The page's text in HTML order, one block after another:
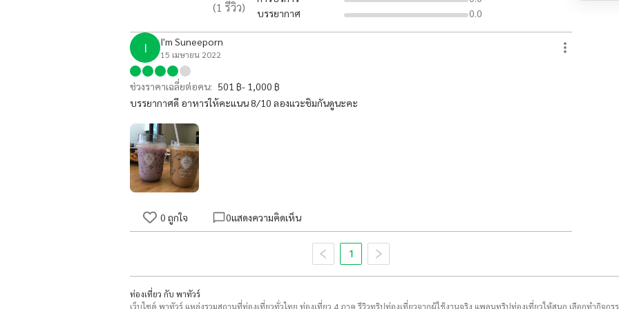
(1 รีวิว)
บรรยากาศ
0.0
I I'm Suneeporn
15 เมษายน 2022
ช่วงราคาเฉลี่ยต่อคน: 501 ฿- 1,000 ฿
บรรยากาศดี อาหารให้คะแนน 8/10 ลองแวะชิมกันดูนะคะ
0 ถูกใจ 0แสดงความคิดเห็น
1
ท่องเที่ยว กับ พาทัวร์
เว็บไซต์ พาทัวร์ แหล่งรวมสถานที่ท่องเที่ยวทั่วไทย ท่องเที่ยว 4 ภาค รีวิวทริปท่องเที่ยวจากผู้ใช้งานจริง แพลนทริปท่องเที่ยวให้สนุก เลือกทำกิจกร